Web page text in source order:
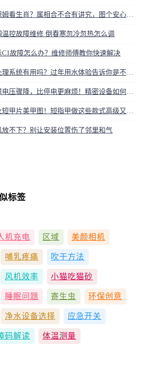
请月嫂保姆看生肖？属相合不合有讲究，图个安心踏实
温控故障维修 倒春寒忽冷忽热怎么调
C1故障怎么办？维修师傅教你快速解决
中央水处理系统有用吗？过年用水体验告诉你是不是智商税
短路故障电压骤降，比停电更麻烦！精密设备如何防跳闸
2026超火短甲片美甲图！短指甲做这些款式高级又显手长
放不下？别让安装位置伤了邻里和气
标签
机充电 区域 美颜相机
哺乳疼痛 吹干方法
风机效率 小猫吃猫砂
睡眠问题 寄生虫 环保创意
净水设备选择 应急开关
码解读 体温测量